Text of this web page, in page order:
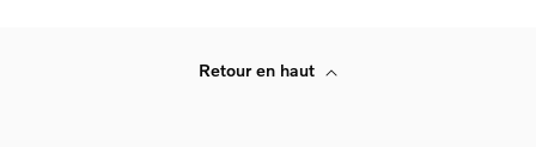
Retour en haut